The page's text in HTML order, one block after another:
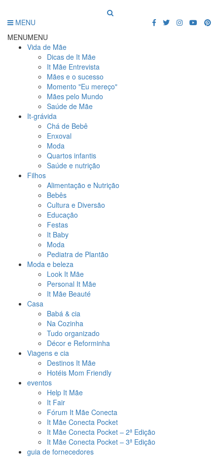
MENU
MENUMENU
Vida de Mãe
Dicas de It Mãe
It Mãe Entrevista
Mães e o sucesso
Momento "Eu mereço"
Mães pelo Mundo
Saúde de Mãe
It-grávida
Chá de Bebê
Enxoval
Moda
Quartos infantis
Saúde e nutrição
Filhos
Alimentação e Nutrição
Bebês
Cultura e Diversão
Educação
Festas
It Baby
Moda
Pediatra de Plantão
Moda e beleza
Look It Mãe
Personal It Mãe
It Mãe Beauté
Casa
Babá & cia
Na Cozinha
Tudo organizado
Décor e Reforminha
Viagens e cia
Destinos It Mãe
Hotéis Mom Friendly
eventos
Help It Mãe
It Fair
Fórum It Mãe Conecta
It Mãe Conecta Pocket
It Mãe Conecta Pocket – 2ª Edição
It Mãe Conecta Pocket – 3ª Edição
guia de fornecedores